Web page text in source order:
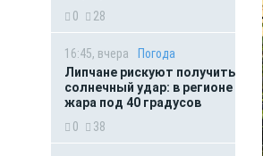
0
28
16:45, вчера
Погода
Липчане рискуют получить
солнечный удар: в регионе
жара под 40 градусов
0
38